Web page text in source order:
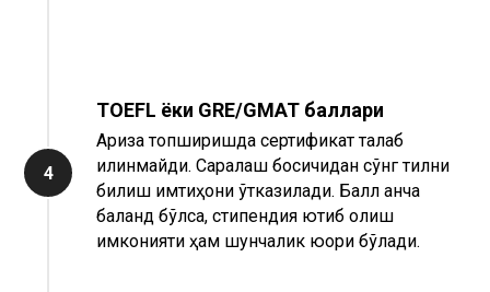
4
TOEFL ёки GRE/GMAT баллари
Ариза топширишда сертификат талаб
қилинмайди. Саралаш босқичидан сўнг тилни
билиш имтиҳони ўтказилади. Балл қанча
баланд бўлса, стипендия ютиб олиш
имконияти ҳам шунчалик юқори бўлади.